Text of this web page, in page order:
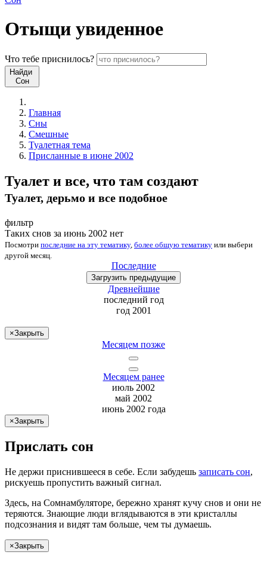
Отыщи увиденное
Что тебе приснилось?
Найди
Сон
Главная
Сны
Смешные
Туалетная тема
Присланные в июне 2002
Туалет и все, что там создают
Туалет, дерьмо и все подобное
фильтр
Таких снов за июнь 2002 нет
Посмотри последние на эту тематику, более общую тематику или выбери
другой месяц
Последние
Загрузить предыдущие
Древнейшие
последний год
год 2001
×Закрыть
Месяцем позже
Месяцем ранее
июль 2002
май 2002
июнь 2002 года
×Закрыть
Прислать сон
Не держи приснившееся в себе. Если забудешь записать сон,
рискуешь пропустить важный сигнал.
Здесь, на Сомнамбуляторе, бережно хранят кучу снов и они не
теряются. Знающие люди вглядываются в эти кристаллы
подсознания и видят там больше, чем ты думаешь.
×Закрыть